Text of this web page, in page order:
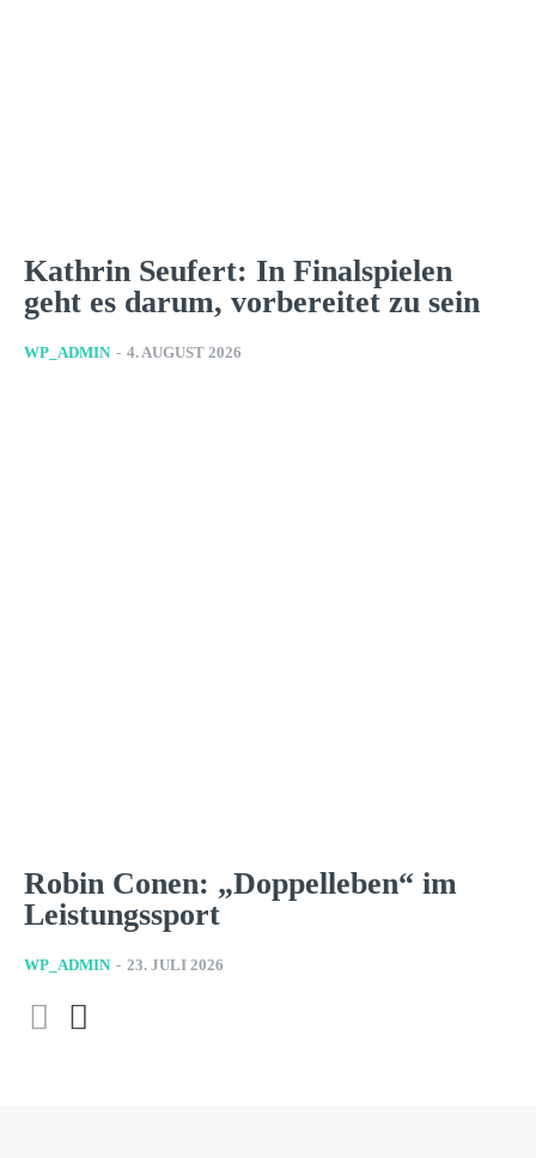
Kathrin Seufert: In Finalspielen
geht es darum, vorbereitet zu sein
WP_ADMIN - 4. AUGUST 2026
Robin Conen: „Doppelleben“ im
Leistungssport
WP_ADMIN - 23. JULI 2026